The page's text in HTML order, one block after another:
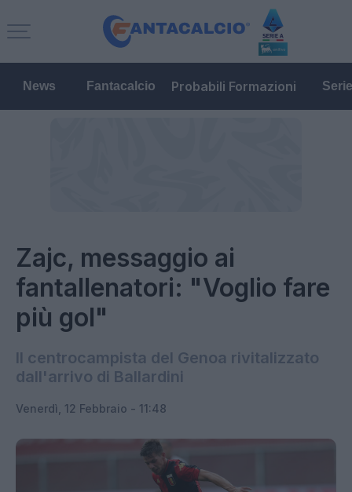
News Fantacalcio Probabili Formazioni
Zajc, messaggio ai
fantallenatori: "Voglio fare
più gol"
Il centrocampista del Genoa rivitalizzato
dall'arrivo di Ballardini
Venerdì, 12 Febbraio - 11:48